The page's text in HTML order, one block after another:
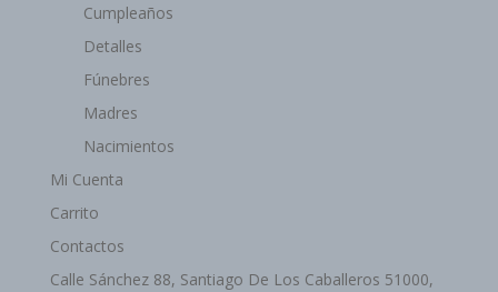
Cumpleaños
Detalles
Fúnebres
Madres
Nacimientos
Mi Cuenta
Carrito
Contactos
Calle Sánchez 88, Santiago De Los Caballeros 51000,